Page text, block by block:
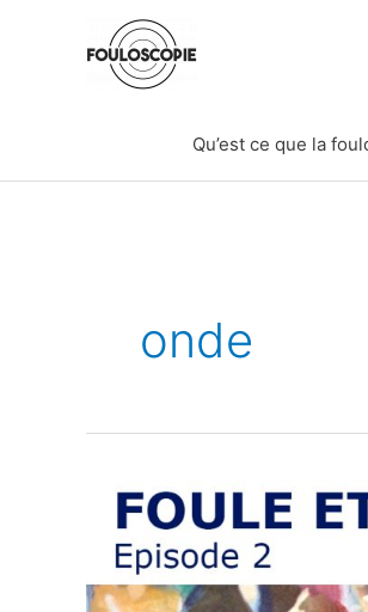
Qu’est ce que la
onde
Pourquoi
excite